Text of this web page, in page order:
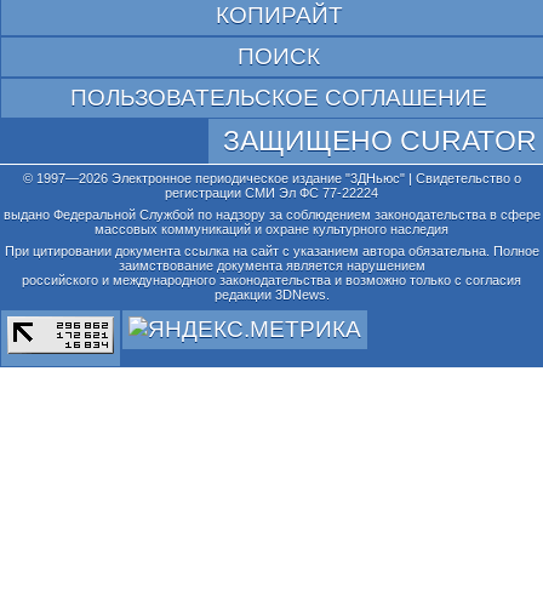
КОПИРАЙТ
ПОИСК
ПОЛЬЗОВАТЕЛЬСКОЕ СОГЛАШЕНИЕ
ЗАЩИЩЕНО CURATOR
© 1997—2026 Электронное периодическое издание "3ДНьюс" | Свидетельство о
регистрации СМИ Эл ФС 77-22224
выдано Федеральной Службой по надзору за соблюдением законодательства в сфере
массовых коммуникаций и охране культурного наследия
При цитировании документа ссылка на сайт с указанием автора обязательна. Полное
заимствование документа является нарушением
российского и международного законодательства и возможно только с согласия
редакции 3DNews.